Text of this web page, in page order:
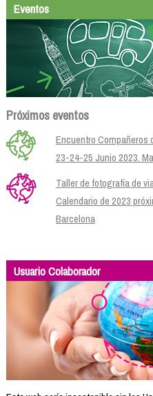
Eventos
Próximos eventos
Encuentro Compañeros
23-24-25 Junio 2023.
Taller de fotografía de
Calendario de 2023
Barcelona
Usuario Colaborador